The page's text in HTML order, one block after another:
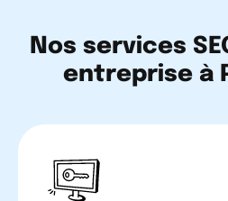
Nos services
entreprise à